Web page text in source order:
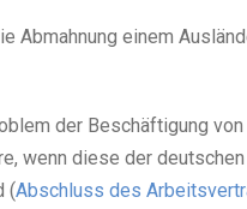
Abmahnung einem
der Beschäftigung von
wenn diese der
(Abschluss des